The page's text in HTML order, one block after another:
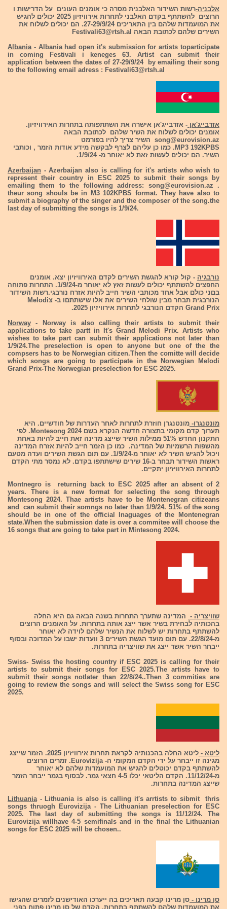
אלבניה-רשות השידור האלבנית מסרה כי אומנים העונים על הדרישות ו
הרוצים להשתתף בקדם האלבני לתחרות אירוויזיון 2025 יכולים להגיש
את המועמדות שלהם בין התאריכים 27-29/9/24. הם יכולים לשלוח את
השירים שלהם לכתובת הבאה Festivali63@rtsh.al
Albania- Albania had open it's submission for artists toparticipate
in coming Festivali i keneges 63. Artist can submit their
application between the dates of 27-29/9/24 by emailing their song
to the following email adress : Festivali63@rtsh.al
אזרבייג'אן - אזרבייג'אן אישרה את השתתפותה בתחרות האירוויזיון.
אומנים יכולים לשלוח את השיר שלהם לכתובת הבאה
song@eurovision.az השיר צריך להיו בפורמט
MP3 192KPBS. כמו כן עליהם לצרף לבקשה מידע אודות הזמר , וכותבי
השיר. הם יכולים לעשות זאת לא יאוחר מ- 1/9/24.
Azerbaijan -Azerbaijan also is calling for it's artists who wish to
represent their country in ESC 2025 to submit their songs by
emailing them to the following address: song@eurovision.az .
theur song shouls be in M3 102KPBS format. They have also to
submit a biography of the singer and the composer of the song.the
last day of submitting the songs is 1/9/24.
נורבגיה - קול קורא להגשת השירים לקדם האירוויזיון יצא. אומנים
החפצים להשתתף יכולים לעשות זאץ לא יאוחר מ-1/9/24. התחרות פתוחה
בםני כולם אבל אחד מכותבי השיר חייב להיות אזרח נורבגי.רשות השידור
הנורבגית תבחר מבין שולחי השירים את אלו שישתתםו ב- צMelodi
Grand Prix הקדם הנורבגי לתחרות אירוויזיון 2025.
Norway - Norway is also calling their artists to submit their
applications to take partt in It's Grand Melodi Prix. Artists who
wishes to take part can submit their applications not later than
1/9/24.The preselection is open to anyone but one of the the
compsers has to be Norwegian citizen.Then the comitte will decide
which songs are going to participate in the Norwegian Melodi
Grand Prix-The Norwegian preselection for ESC 2025.
מונטנגרו- מונטנגרן חוזרת לתחרות לאחר העדרות של חודשיים. היא
תערוך קדם מקומי בתצורה חדשה הנקרא בשם Montesong 2024. לפי
התקנון החדש 51% ממילות השיר שייצג מדינה זאת חייב להיות באחת
מהשפות הרשמיות של המדינה. כמו כן הזמר חייב להיות אזרח המדינה
ויכול להגיש השיר לא יאוחר מ-1/9/24. עם תום הגשת השירים ועדה מטעם
ראשות השידור תבחר ב-16 שירים שישתתפו בקדם. לא נמסר מתי הקדם
לתחרות האירוויזיון יתקיים.
Montnegro is returning back to ESC 2025 after an absent of 2
years. There is a new format for selecting the song through
Montesong 2024. Thae artists have to be Montenegran citizeans
and can submit their somngs no later than 1/9/24. 51% of the song
should be in one of the official lnaguages of the Montenegran
state.When the submission date is over a commitee will choose the
16 songs that are going to take part in Mintesong 2024.
שוויצריה - המדינה שתערך התחרות בשנה הבאה גם היא החלה
בהכותיה לבחירת בשיר אשר ייצג אותה בתחרות. על האומנים הרוצים
להשתתף בתחרות יש לשלוח את הנשיר שלהם לוידה לא יאוחר
מ-22/8/24. עם תום מועד הגשת השירים 3 וועדות ישבו על המדוכה ובסוף
ייבחר השיר אשר ייצג את שוויצריה בתחרות.
Swiss- Swiss the hosting country if ESC 2025 is calling for their
artists to submit their songs for ESC 2025.The artists have to
submit their songs notlater than 22/8/24..Then 3 commities are
going to review the songs and will select the Swiss song for ESC
2025.
ליטא -
ליטא החלה בהכנותיה לקראת תחרות אירוויזיון 2025. הזמר שייצג
מגינה זו ייבחר על ידי הקדם המקומי ה- Eurovizija. זמרים הרוצים
להשתתף בקדם יכוטלים להגיש את המועמדות שלהם לא יאוחר
מ-11/12/24. הקדם הליטאי יכלו 4-5 חצאי גמר. לבסוף בגמר ייבחר הזמר
שייצג המדינה בתחרות.
Lithuania- Lithuania is also is calling it's arrtists to sibmit thris
songs thruogh Eurovizija - The Lithuanian preselection for ESC
2025. The last day of submitting the songs is 11/12/24. The
Eurovizija willhave 4-5 semifinals and in the final the Lithuanian
songs for ESC 2025 will be chosen..
סן מרינו - סן מרינו קבעה תאריכים בה ייערכו האודישנים לזמרים שהגישו
את המועמדות שלהם להשתתף בתחרות. הקדם של סן מרינו פתוח בפני